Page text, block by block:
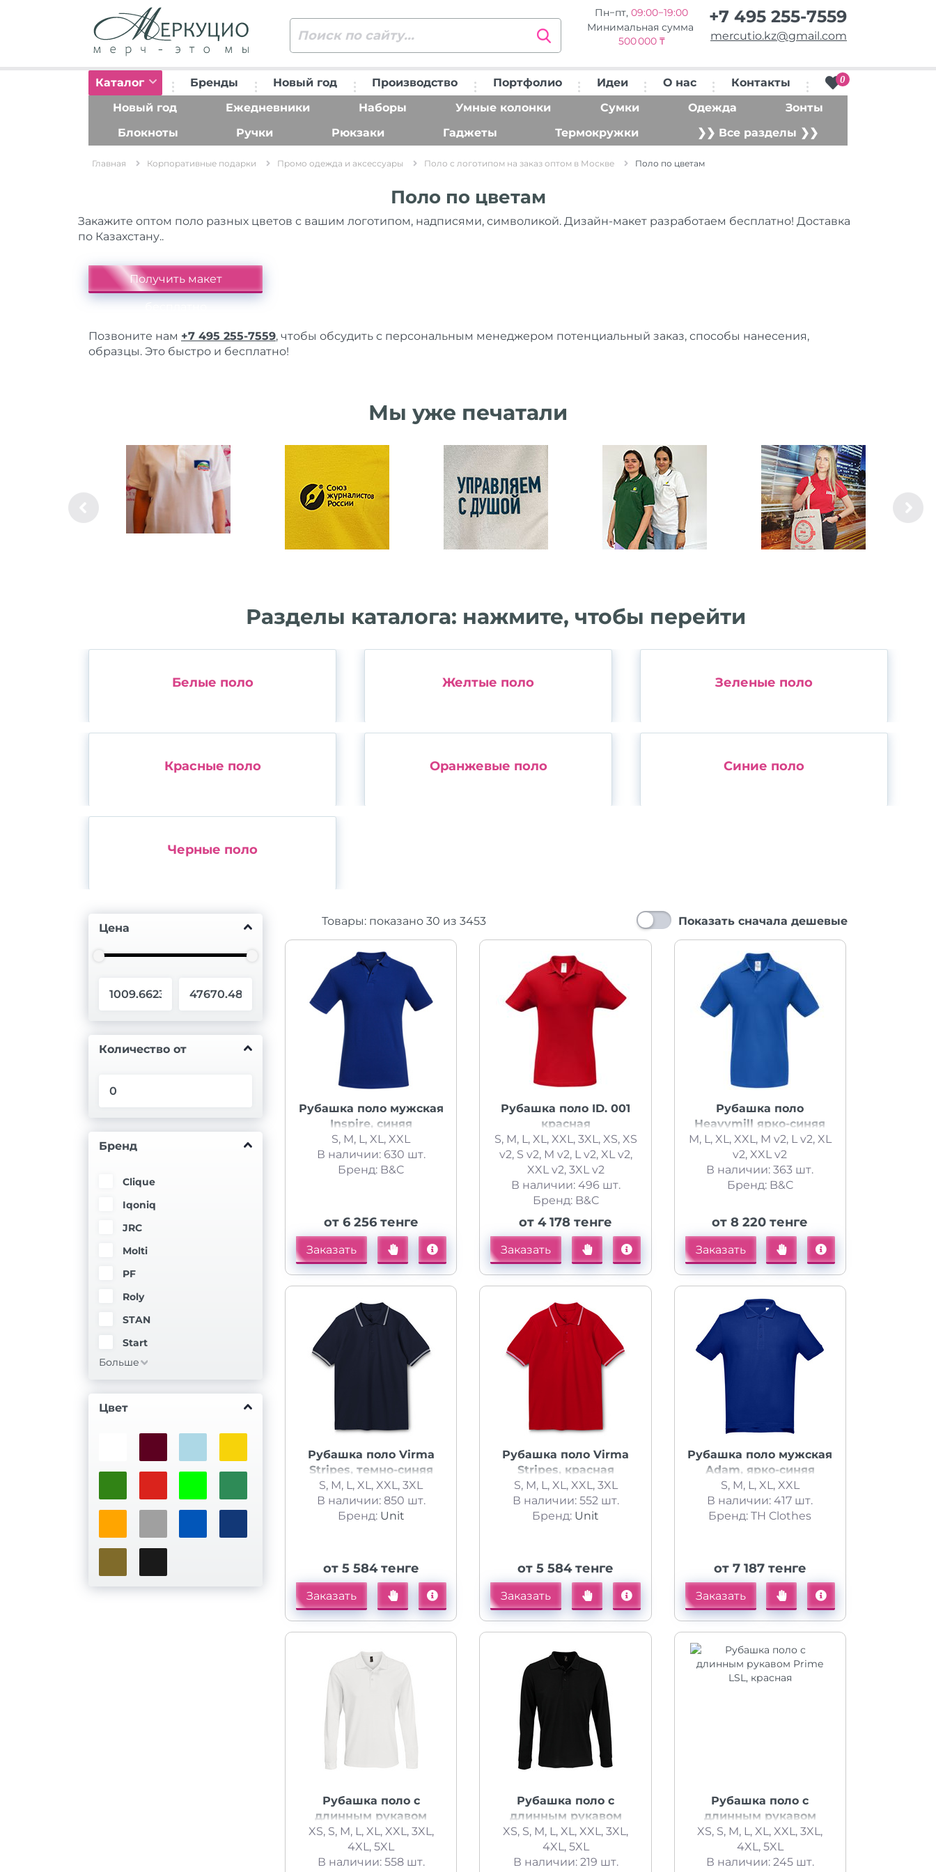
Пн−пт, 09:00−19:00
Минимальная сумма
500 000 ₸
+7 495 255-7559
mercutio.kz@gmail.com
Каталог Бренды Новый год Производство Портфолио Идеи О нас Контакты 0
Новый год Ежедневники Наборы Умные колонки Сумки Одежда
Зонты
Блокноты
Ручки Рюкзаки Гаджеты Термокружки ❯❯ Все разделы ❯❯
Главная Корпоративные подарки Промо одежда и аксессуары Поло с логотипом на заказ оптом в Москве Поло по цветам
Поло по цветам
Закажите оптом поло разных цветов с вашим логотипом, надписями, символикой. Дизайн-макет разработаем бесплатно! Доставка
по Казахстану..
Получить макет
Позвоните нам +7 495 255-7559, чтобы обсудить с персональным менеджером потенциальный заказ, способы нанесения,
образцы. Это быстро и бесплатно!
Мы уже печатали
Разделы каталога: нажмите, чтобы перейти
Белые поло Желтые поло Зеленые поло
Красные поло Оранжевые поло Синие поло
Черные поло
Цена
Количество от
Бренд
Clique
Iqoniq
JRC
Molti
PF
Roly
STAN
Start
Больше
Цвет
Товары:показано 30 из 3453 Показать сначала дешевые
Рубашка поло мужская
Inspire, синяя
S, M, L, XL, XXL
В наличии: 630 шт.
Бренд: B&C
от 6 256 тенге
Заказать
Рубашка поло ID. 001
красная
S, M, L, XL, XXL, 3XL, XS, XS
v2, S v2, M v2, L v2, XL v2,
XXL v2, 3XL v2
В наличии: 496 шт.
Бренд: B&C
от 4 178 тенге
Заказать
Рубашка поло
Heavymill ярко-синяя
M, L, XL, XXL, M v2, L v2, XL
v2, XXL v2
В наличии: 363 шт.
Бренд: B&C
от 8 220 тенге
Заказать
Рубашка поло Virma
Stripes, темно-синяя
S, M, L, XL, XXL, 3XL
В наличии: 850 шт.
Бренд: Unit
от 5 584 тенге
Заказать
Рубашка поло Virma
Stripes, красная
S, M, L, XL, XXL, 3XL
В наличии: 552 шт.
Бренд: Unit
от 5 584 тенге
Заказать
Рубашка поло мужская
Adam, ярко-синяя
S, M, L, XL, XXL
В наличии: 417 шт.
Бренд: TH Clothes
от 7 187 тенге
Заказать
Рубашка поло с
длинным рукавом
Prime LSL, белая
XS, S, M, L, XL, XXL, 3XL,
4XL, 5XL
В наличии: 558 шт.
Рубашка поло с
длинным рукавом
Prime LSL, черная
XS, S, M, L, XL, XXL, 3XL,
4XL, 5XL
В наличии: 219 шт.
Рубашка поло с
длинным рукавом
Prime LSL, красная
XS, S, M, L, XL, XXL, 3XL,
4XL, 5XL
В наличии: 245 шт.